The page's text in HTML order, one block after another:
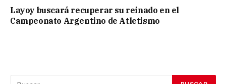
Layoy buscará recuperar su reinado en el
Campeonato Argentino de Atletismo